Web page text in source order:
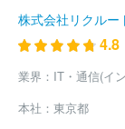
株式会社リクルー
4.8
業界： IT・通信(イ
本社： 東京都